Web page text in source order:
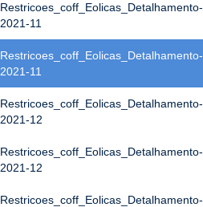
Restricoes_coff_Eolicas_Detalhamento-
2021-11
Restricoes_coff_Eolicas_Detalhamento-
2021-11
Restricoes_coff_Eolicas_Detalhamento-
2021-12
Restricoes_coff_Eolicas_Detalhamento-
2021-12
Restricoes_coff_Eolicas_Detalhamento-